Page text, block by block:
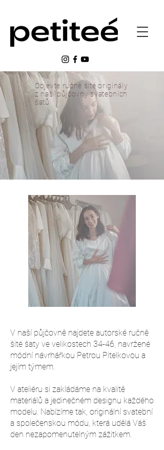
Objevte ručně šité originály
z naší půjčovny svatebních
šatů
V naší půjčovně najdete autorské ručně
šité šaty ve velikostech 34-46, navržené
módní návrhářkou Petrou Pitelkovou a
jejím týmem.
V ateliéru si zakládáme na kvalitě
materiálů a jedinečném designu každého
modelu. Nabízíme tak, originální svatební
a společenskou módu, která udělá Váš
den nezapomenutelným zážitkem.